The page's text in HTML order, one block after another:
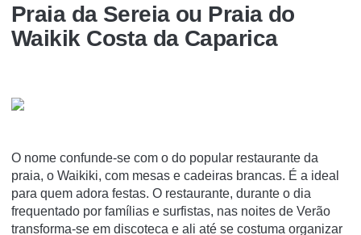
Praia da Sereia ou Praia do
Waikik Costa da Caparica
O nome confunde-se com o do popular restaurante da
praia, o Waikiki, com mesas e cadeiras brancas. É a ideal
para quem adora festas. O restaurante, durante o dia
frequentado por famílias e surfistas, nas noites de Verão
transforma-se em discoteca e ali até se costuma organizar